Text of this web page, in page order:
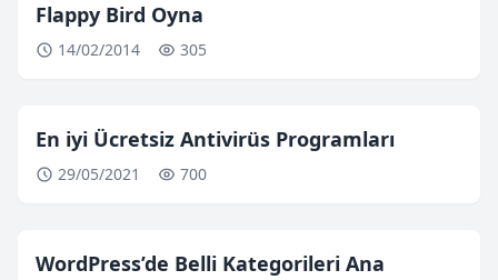
Flappy Bird Oyna
14/02/2014 305
En iyi Ücretsiz Antivirüs Programları
29/05/2021 700
WordPress’de Belli Kategorileri Ana